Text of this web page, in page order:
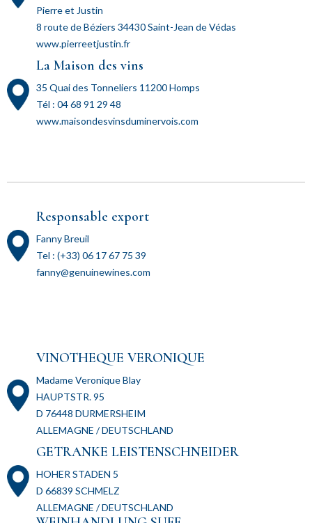
Pierre et Justin
8 route de Béziers 34430 Saint-Jean de Védas
www.pierreetjustin.fr
La Maison des vins
35 Quai des Tonneliers 11200 Homps
Tél : 04 68 91 29 48
www.maisondesvinsduminervois.com
Responsable export
Fanny Breuil
Tel : (+33) 06 17 67 75 39
fanny@genuinewines.com
VINOTHEQUE VERONIQUE
Madame Veronique Blay
HAUPTSTR. 95
D 76448 DURMERSHEIM
ALLEMAGNE / DEUTSCHLAND
GETRANKE LEISTENSCHNEIDER
HOHER STADEN 5
D 66839 SCHMELZ
ALLEMAGNE / DEUTSCHLAND